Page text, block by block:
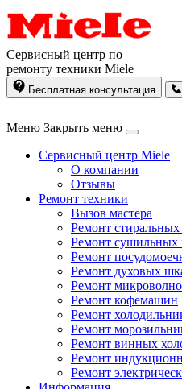
Сервисный центр по
ремонту техники Miele
Бесплатная консультация
Меню Закрыть меню
Сервисный центр Miele
О компании
Отзывы
Ремонт техники
Вызов мастера
Ремонт
Ремонт
Ремонт
Ремонт духовых
Ремонт
Ремонт кофемашин
Ремонт
Ремонт
Ремонт винных
Ремонт
Ремонт